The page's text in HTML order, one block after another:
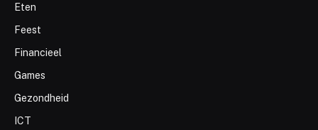
Eten
Feest
Financieel
Games
Gezondheid
ICT